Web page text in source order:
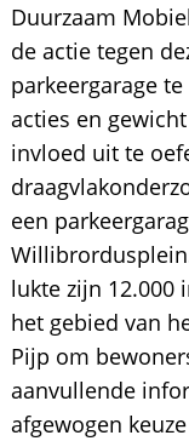
Duurzaam
de actie tegen
parkeergarage
acties en
invloed uit te
een
lukte zijn 12.000
het gebied van
Pijp om
aanvullende
afgewogen